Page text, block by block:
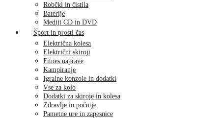
Robčki in čistila
Baterije
Mediji CD in DVD
Šport in prosti čas
Električna kolesa
Električni skiroji
Fitnes naprave
Kampiranje
Igralne konzole in dodatki
Vse za kolo
Dodatki za skiroje in kolesa
Zdravlje in počutje
Pametne ure in zapesnice